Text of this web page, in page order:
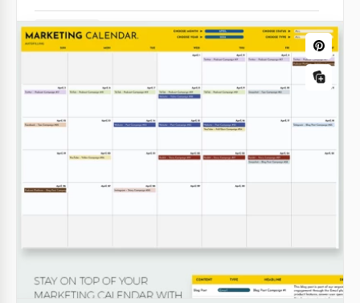
Calendrier mensuel automatisé 2023-
2030
Notre modèle de calendrier mensuel automatisé est
année de 2024 à 2030 !
Google Sheets
Google Docs